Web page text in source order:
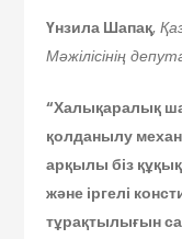
Үнзила Шапақ,
Мәжілісінің
“Халықаралық
қолданылу
арқылы біз
және іргелі
тұрақтылығын